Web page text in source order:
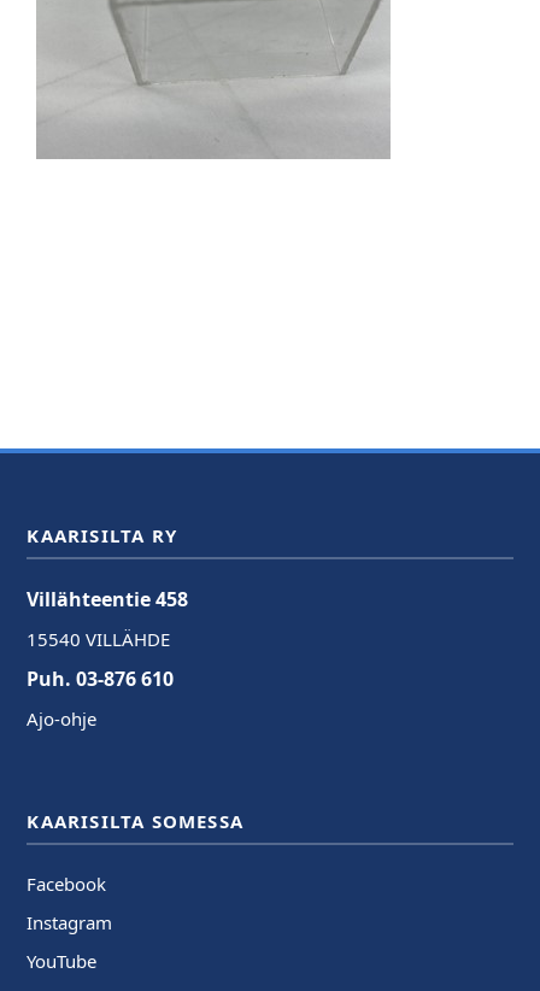
KAARISILTA RY
Villähteentie 458
15540 VILLÄHDE
Puh. 03-876 610
Ajo-ohje
KAARISILTA SOMESSA
Facebook
Instagram
YouTube